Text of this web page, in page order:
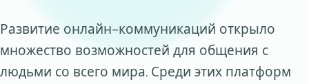
Развитие онлайн-коммуникаций открыло
множество возможностей для общения с
людьми со всего мира. Среди этих платформ